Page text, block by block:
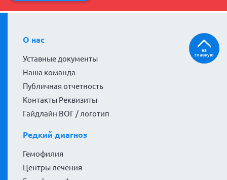
О нас
Уставные документы
Наша команда
Публичная отчетность
Контакты Реквизиты
Гайдлайн ВОГ / логотип
Редкий диагноз
Гемофилия
Центры лечения
на
главную